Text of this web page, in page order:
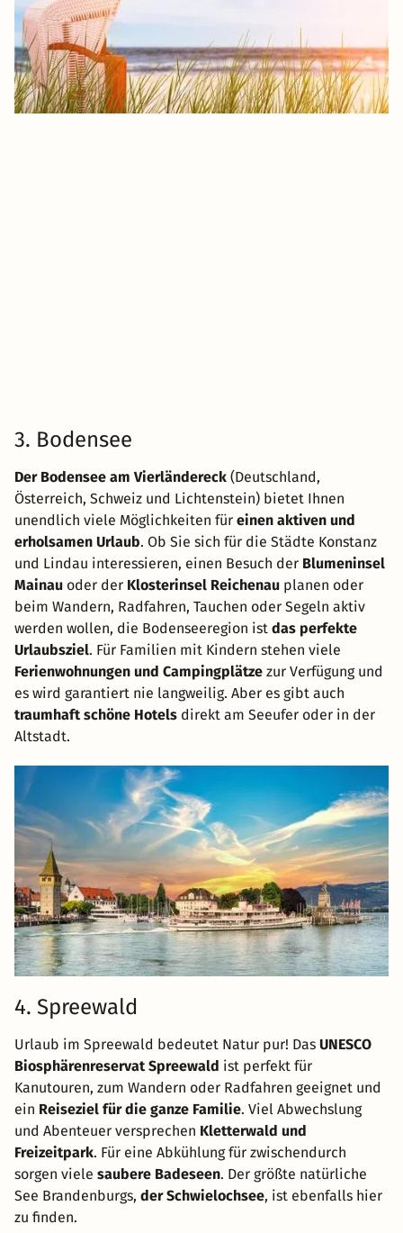
3. Bodensee
Der Bodensee am Vierländereck (Deutschland,
Österreich, Schweiz und Lichtenstein) bietet Ihnen
unendlich viele Möglichkeiten für einen aktiven und
erholsamen Urlaub. Ob Sie sich für die Städte Konstanz
und Lindau interessieren, einen Besuch der Blumeninsel
Mainau oder der Klosterinsel Reichenau planen oder
beim Wandern, Radfahren, Tauchen oder Segeln aktiv
werden wollen, die Bodenseeregion ist das perfekte
Urlaubsziel. Für Familien mit Kindern stehen viele
Ferienwohnungen und Campingplätze zur Verfügung und
es wird garantiert nie langweilig. Aber es gibt auch
traumhaft schöne Hotels direkt am Seeufer oder in der
Altstadt.
4. Spreewald
Urlaub im Spreewald bedeutet Natur pur! Das UNESCO
Biosphärenreservat Spreewald ist perfekt für
Kanutouren, zum Wandern oder Radfahren geeignet und
ein Reiseziel für die ganze Familie. Viel Abwechslung
und Abenteuer versprechen Kletterwald und
Freizeitpark. Für eine Abkühlung für zwischendurch
sorgen viele saubere Badeseen. Der größte natürliche
See Brandenburgs, der Schwielochsee, ist ebenfalls hier
zu finden.